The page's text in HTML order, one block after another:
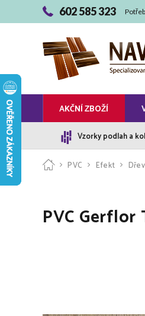
602 585 323
AKČNÍ ZBOŽÍ
Vzorky podlah a
PVC Efekt
PVC Gerflor